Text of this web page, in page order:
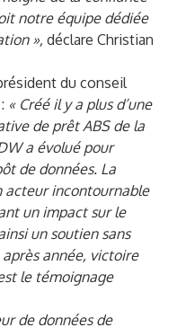
notre équipe dédiée
», déclare Christian
du conseil
« Créé il y a plus d’une
de prêt ABS de la
a évolué pour
de données. La
acteur incontournable
un impact sur le
un soutien sans
année, victoire
le témoignage
de données de